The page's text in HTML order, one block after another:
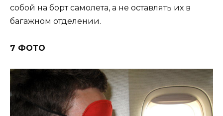
собой на борт самолета, а не оставлять их в
багажном отделении.
7 ФОТО